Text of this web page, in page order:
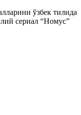
ўзбек тилида
сериал “Номус”